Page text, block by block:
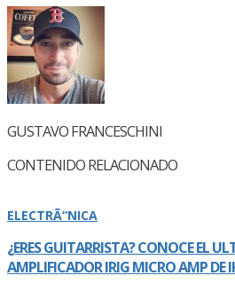
GUSTAVO FRANCESCHINI
CONTENIDO RELACIONADO
ELECTRÃ“NICA
¿ERES GUITARRISTA? CONOCE EL
AMPLIFICADOR IRIG MICRO AMP DE